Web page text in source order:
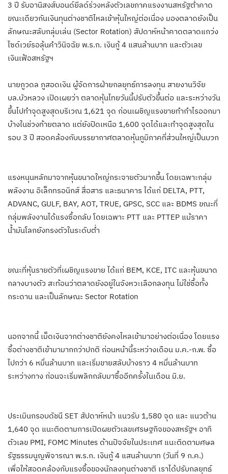
3 ปี รับอานิสงส์บอนด์ยีลด์ร่วงหลังตัวเลขภาคแรงงานสหรัฐต่ำคาด
ขณะเดียวกันเงินทุนต่างชาติไหลเข้าหุ้นใหญ่ต่อเนื่อง มองตลาดยังเป็น
ลักษณะสลับกลุ่มเล่น (Sector Rotation) สัปดาห์หน้าคาดตลาดแกว่ง
ไซด์เวย์รอลุ้นคำวินิจฉัย พ.ร.ก. เงินกู้ 4 แสนล้านบาท และตัวเลข
เงินเฟ้อสหรัฐฯ
นายภูวดล ภูสอดเงิน ผู้จัดการฝ่ายกลยุทธ์การลงทุน สายงานวิจัย
บล.บัวหลวง เปิดเผยว่า ตลาดหุ้นไทยวันนี้ปรับตัวขึ้นต่อ และระหว่างวัน
ขึ้นไปทำจุดสูงสุดบริเวณ 1,621 จุด ก่อนเผชิญแรงขายทำกำไรออกมา
บ้างในช่วงท้ายตลาด แต่ยังปิดเหนือ 1,600 จุดได้และทำจุดสูงสุดใน
รอบ 3 ปี สอดคล้องกับบรรยากาศตลาดหุ้นภูมิภาคที่ส่วนใหญ่เป็นบวก
แรงหนุนหลักมาจากหุ้นขนาดใหญ่กระจายตัวมากขึ้น โดยเฉพาะกลุ่ม
พลังงาน อิเล็กทรอนิกส์ สื่อสาร และธนาคาร ได้แก่ DELTA, PTT,
ADVANC, GULF, BAY, AOT, TRUE, GPSC, SCC และ BDMS ขณะที่
กลุ่มพลังงานได้แรงซื้อกลับ โดยเฉพาะ PTT และ PTTEP แม้ราคา
น้ำมันโลกยังทรงตัวในระดับต่ำ
ขณะที่หุ้นรายตัวที่เผชิญแรงขาย ได้แก่ BEM, KCE, ITC และหุ้นขนาด
กลางบางตัว สะท้อนว่าตลาดยังอยู่ในจังหวะเลือกลงทุน ไม่ใช่ซื้อทั้ง
กระดาน และเป็นลักษณะ Sector Rotation
นอกจากนี้ เม็ดเงินจากต่างชาติยังคงไหลเข้ามาอย่างต่อเนื่อง โดยแรง
ซื้อต่างชาติเข้ามามากกว่าปกติ ก่อนหน้านี้ระหว่างเดือน ม.ค.-ก.พ. ซื้อ
ไปกว่า 6 หมื่นล้านบาท และเริ่มขายสลับบ้างราว 4 หมื่นล้านบาท
ระหว่างทาง ก่อนจะเริ่มพลิกกลับมาซื้ออีกครั้งในเดือน มิ.ย.
ประเมินกรอบดัชนี SET สัปดาห์หน้า แนวรับ 1,580 จุด และ แนวต้าน
1,640 จุด แนะติดตามการเปิดผยตัวเลขเศรษฐกิจของสหรัฐฯ อาทิ
ตัวเลข PMI, FOMC Minutes ด้านปัจจัยในประเทศ แนะติดตามศษล
รัฐธรรมนูญพิจารณา พ.ร.ก. เงินกู้ 4 แสนล้านบาท (วันที่ 9 ก.ค.)
เพื่อให้สอดคล้องกับแรงซื้อของนักลงทุนต่างชาติ เราได้ปรับกลยุทธ์